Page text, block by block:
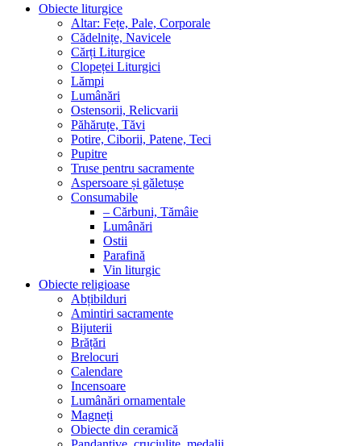
Obiecte liturgice
Altar: Fețe, Pale, Corporale
Cădelnițe, Navicele
Cărți Liturgice
Clopeței Liturgici
Lămpi
Lumânări
Ostensorii, Relicvarii
Păhăruțe, Tăvi
Potire, Ciborii, Patene, Teci
Pupitre
Truse pentru sacramente
Aspersoare și găletușe
Consumabile
– Cărbuni, Tămâie
Lumânări
Ostii
Parafină
Vin liturgic
Obiecte religioase
Abțibilduri
Amintiri sacramente
Bijuterii
Brățări
Brelocuri
Calendare
Incensoare
Lumânări ornamentale
Magneți
Obiecte din ceramică